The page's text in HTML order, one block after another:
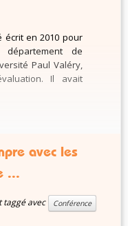
écrit en 2010 pour
de
Paul Valéry,
Il avait
avec les
...
taggé avec Conférence